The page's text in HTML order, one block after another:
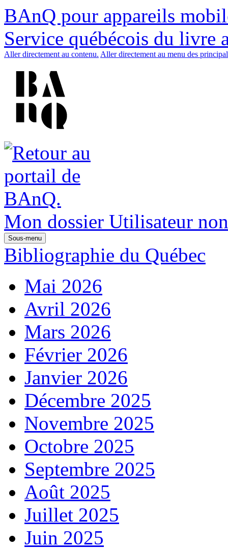
BAnQ pour appareils
Service québécois du livre
Aller directement au contenu. Aller directement au menu des
Mon dossier Utilisateur
Sous-menu
Bibliographie du Québec
Mai 2026
Avril 2026
Mars 2026
Février 2026
Janvier 2026
Décembre 2025
Novembre 2025
Octobre 2025
Septembre 2025
Août 2025
Juillet 2025
Juin 2025